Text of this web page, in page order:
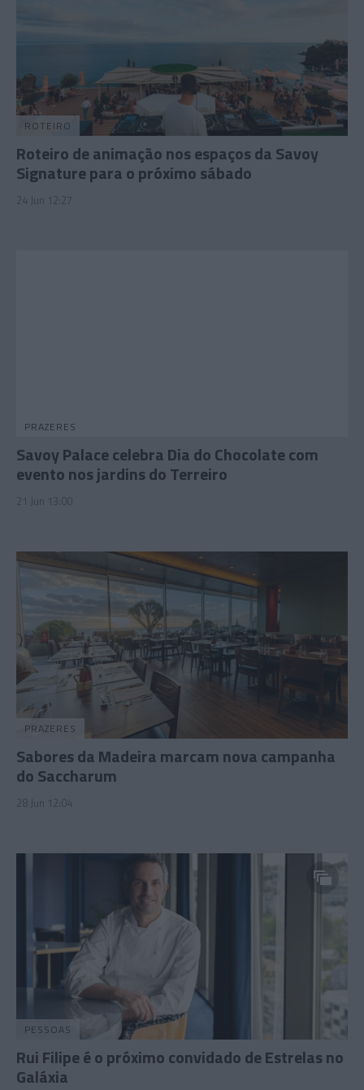
ROTEIRO
Roteiro de animação nos espaços da Savoy
Signature para o próximo sábado
24 Jun 12:27
PRAZERES
Savoy Palace celebra Dia do Chocolate com
evento nos jardins do Terreiro
21 Jun 13:00
PRAZERES
Sabores da Madeira marcam nova campanha
do Saccharum
28 Jun 12:04
PESSOAS
Rui Filipe é o próximo convidado de Estrelas no
Galáxia